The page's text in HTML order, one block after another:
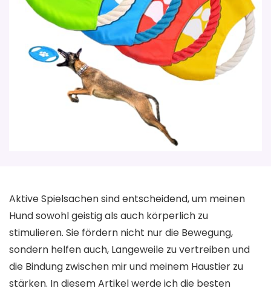
Aktive Spielsachen sind entscheidend, um meinen
Hund sowohl geistig als auch körperlich zu
stimulieren. Sie fördern nicht nur die Bewegung,
sondern helfen auch, Langeweile zu vertreiben und
die Bindung zwischen mir und meinem Haustier zu
stärken. In diesem Artikel werde ich die besten